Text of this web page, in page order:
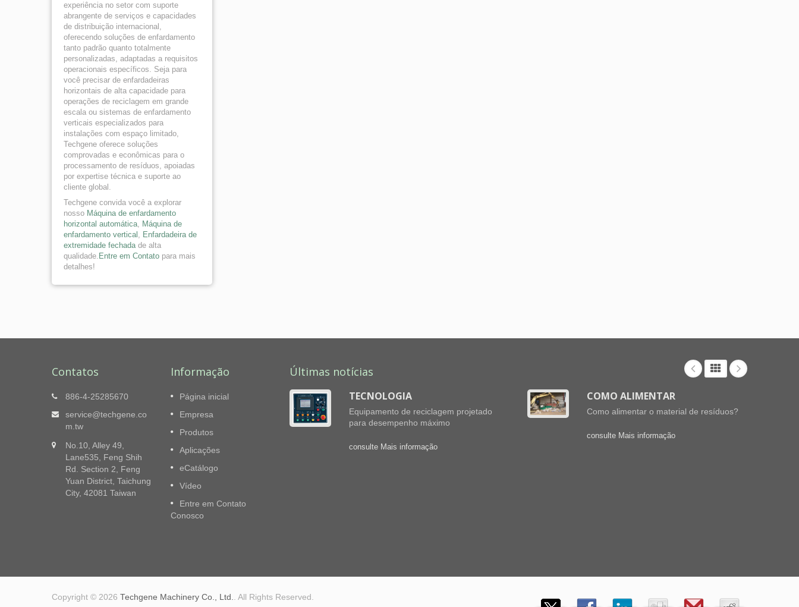
experiência no setor com suporte
abrangente de serviços e capacidades
de distribuição internacional,
oferecendo soluções de enfardamento
tanto padrão quanto totalmente
personalizadas, adaptadas a requisitos
operacionais específicos. Seja para
você precisar de enfardadeiras
horizontais de alta capacidade para
operações de reciclagem em grande
escala ou sistemas de enfardamento
verticais especializados para
instalações com espaço limitado,
Techgene oferece soluções
comprovadas e econômicas para o
processamento de resíduos, apoiadas
por expertise técnica e suporte ao
cliente global.
Techgene convida você a explorar
nosso Máquina de enfardamento
horizontal automática, Máquina de
enfardamento vertical , Enfardadeira de
extremidade fechadade alta
qualidade. Entre em Contato para mais
detalhes!
Contatos
886-4-25285670
service@techgene.co
m.tw
No.10, Alley 49,
Lane535, Feng Shih
Rd. Section 2, Feng
Yuan District, Taichung
City, 42081 Taiwan
Informação
Página inicial
Empresa
Produtos
Aplicações
eCatálogo
Vídeo
Entre em Contato
Conosco
Últimas notícias
Série TB-0708 - Enfardadeira
Horizontal Automática Enfarda
Firmemente Para Atender Suas
A série TB-0708 é uma enfardadeira
horizontal projetada para usuários que
necessitam de uma enfardadeira de
reciclagem em pequena escala e com
capacidade reduzida, incluindo coletores...
TECNOLOGIA
Equipamento de reciclagem projetado
para desempenho máximo
consulte Mais informação
COMO ALIMENTAR
Como alimentar o material de resíduos?
consulte Mais informação
Copyright © 2026 Techgene Machinery Co., Ltd.. All Rights Reserved.